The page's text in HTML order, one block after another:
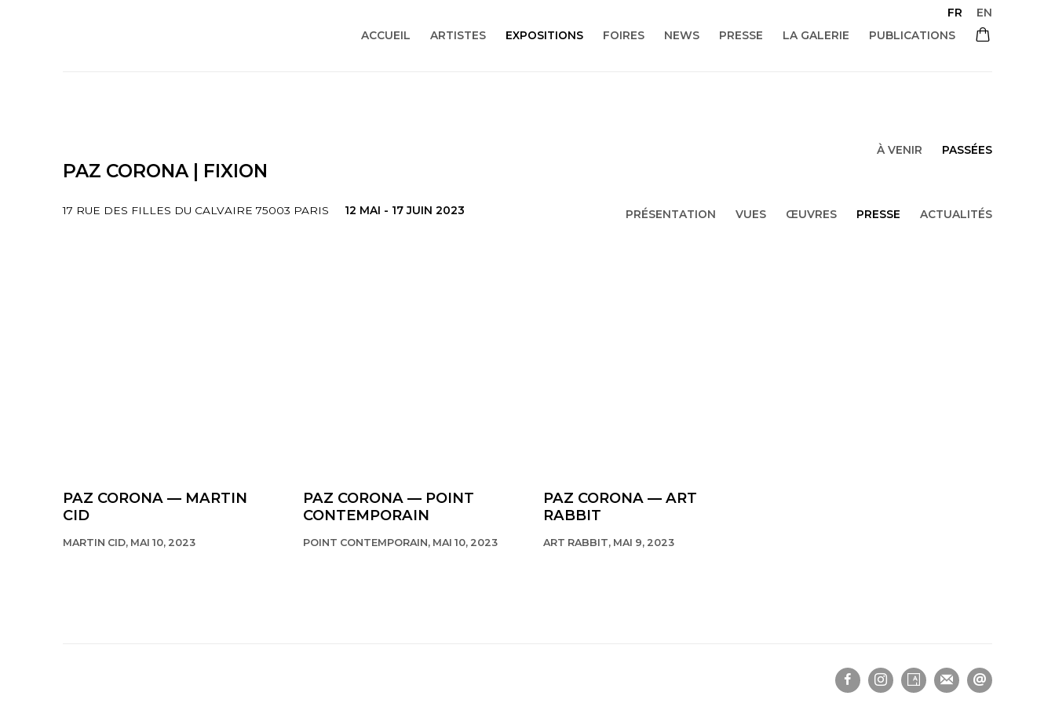
ACCUEIL ARTISTES EXPOSITIONS FOIRES NEWS PRESSE LA GALERIE PUBLICATIONS
FR EN
À VENIR PASSÉES
PAZ CORONA | FIXION
12 MAI - 17 JUIN 2023
17 RUE DES FILLES DU CALVAIRE 75003 PARIS PRÉSENTATION VUES ŒUVRES PRESSE ACTUALITÉS
PAZ CORONA — MARTIN
CID
MARTIN CID, MAI 10, 2023
PAZ CORONA — POINT
CONTEMPORAIN
POINT CONTEMPORAIN, MAI 10, 2023
PAZ CORONA — ART
RABBIT
ART RABBIT, MAI 9, 2023